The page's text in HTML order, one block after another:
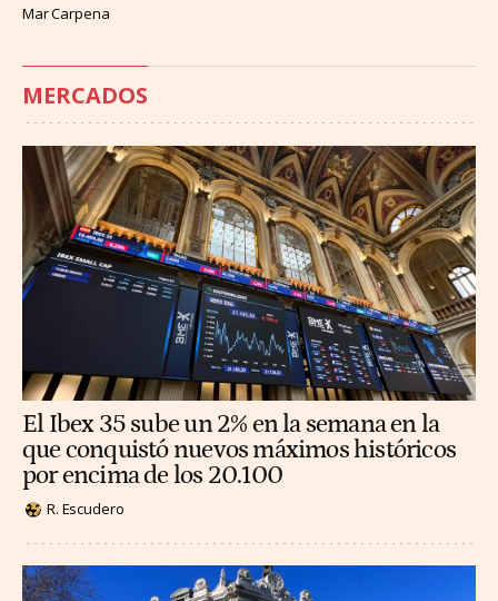
Mar Carpena
MERCADOS
El Ibex 35 sube un 2% en la semana en la
que conquistó nuevos máximos históricos
por encima de los 20.100
R. Escudero